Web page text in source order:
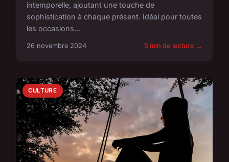
intemporelle, ajoutant une touche de
sophistication à chaque présent. Idéal pour toutes
les occasions...
26 novembre 2024 5 min de lecture →
CULTURE